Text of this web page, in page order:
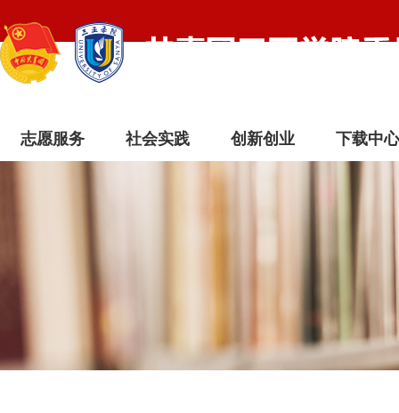
志愿服务 社会实践 创新创业 下载中心